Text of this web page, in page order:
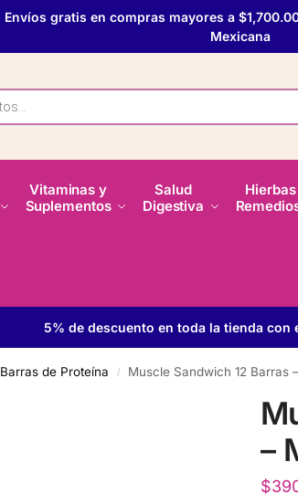
Envíos gratis en compras mayores a
Mexicana
Vitaminas y
Suplementos
Salud
Digestiva
5% de descuento en toda la tienda con
Barras de Proteína / Muscle Sandwich 12 Barras
–
$